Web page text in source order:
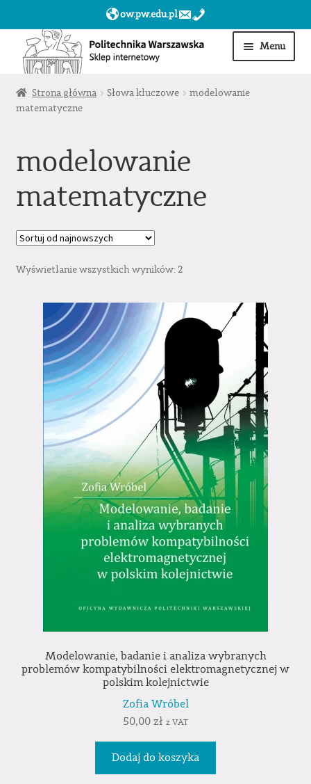
ow.pw.edu.pl
Przejdź
do
nawigacji
Przejdź
do
treści
Menu
Start
Moje konto
Obserwowane
Sklep dla jednostek PW »
Strona główna Słowa kluczowe
modelowanie
matematyczne
modelowanie
matematyczne
Wyświetlanie wszystkich wyników: 2
Modelowanie, badanie i analiza wybranych
problemów kompatybilności elektromagnetycznej w
polskim kolejnictwie
Zofia Wróbel
50,00 zł z VAT
Dodaj do koszyka